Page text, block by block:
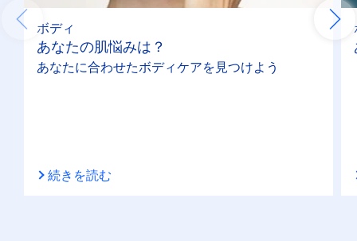
ボディ
あなたの肌悩みは？
あなたに合わせたボディケアを見つけよう
続きを読む